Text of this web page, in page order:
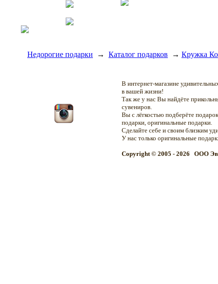
Недорогие подарки → Каталог подарков → Кружка
В интернет-магазине
в вашей жизни!
Так же у нас Вы найдёте
сувениров.
Вы с лёгкостью подберёте
подарки, оригинальные подарки.
Сделайте себе и своим близким
У нас только оригинальные
Copyright © 2005 - 2026 OOO